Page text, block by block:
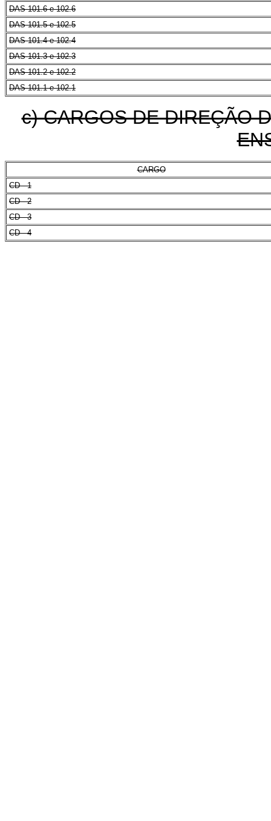
DAS 101.6 e 102.6
DAS 101.5 e 102.5
DAS 101.4 e 102.4
DAS 101.3 e 102.3
DAS 101.2 e 102.2
DAS 101.1 e 102.1
c) CARGOS DE DIREÇÃO
CARGO
CD - 1
CD - 2
CD - 3
CD - 4